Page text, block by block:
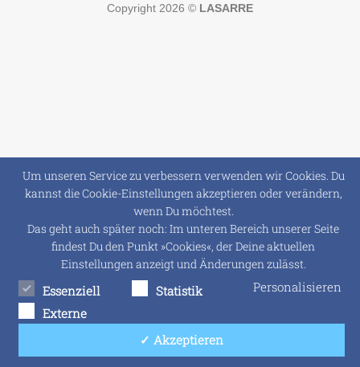
Copyright 2026 © LASARRE
Um unseren Service zu verbessern verwenden wir Cookies. Du
kannst die Cookie-Einstellungen akzeptieren oder verändern,
wenn Du möchtest.
Das geht auch später noch: Im unteren Bereich unserer Seite
findest Du den Punkt »Cookies«, der Deine aktuellen
Einstellungen anzeigt und Änderungen zulässt.
Essenziell
Statistik
Externe
✓ Akzeptieren
Personalisieren